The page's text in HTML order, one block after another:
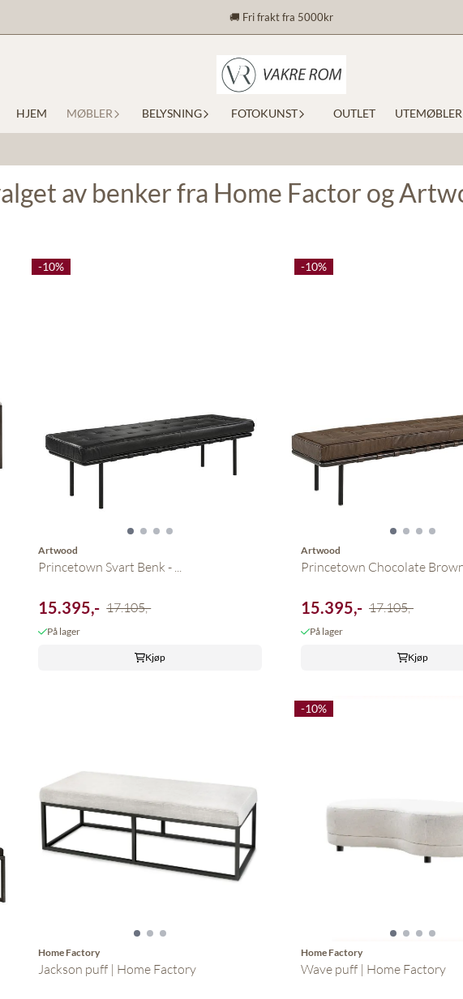
🚚 Fri frakt fra 5000kr
HJEM MØBLER BELYSNING FOTOKUNST OUTLET UTEMØBLER
av benker fra Home Factor og
-10%
Artwood
Princetown Svart Benk - ...
15.395,- 17.105,-
På lager
Kjøp
-10%
Artwood
Princetown Chocolate
15.395,- 17.105,-
På lager
Kjøp
Home Factory
Jackson puff | Home Factory
-10%
Home Factory
Wave puff | Home Factory